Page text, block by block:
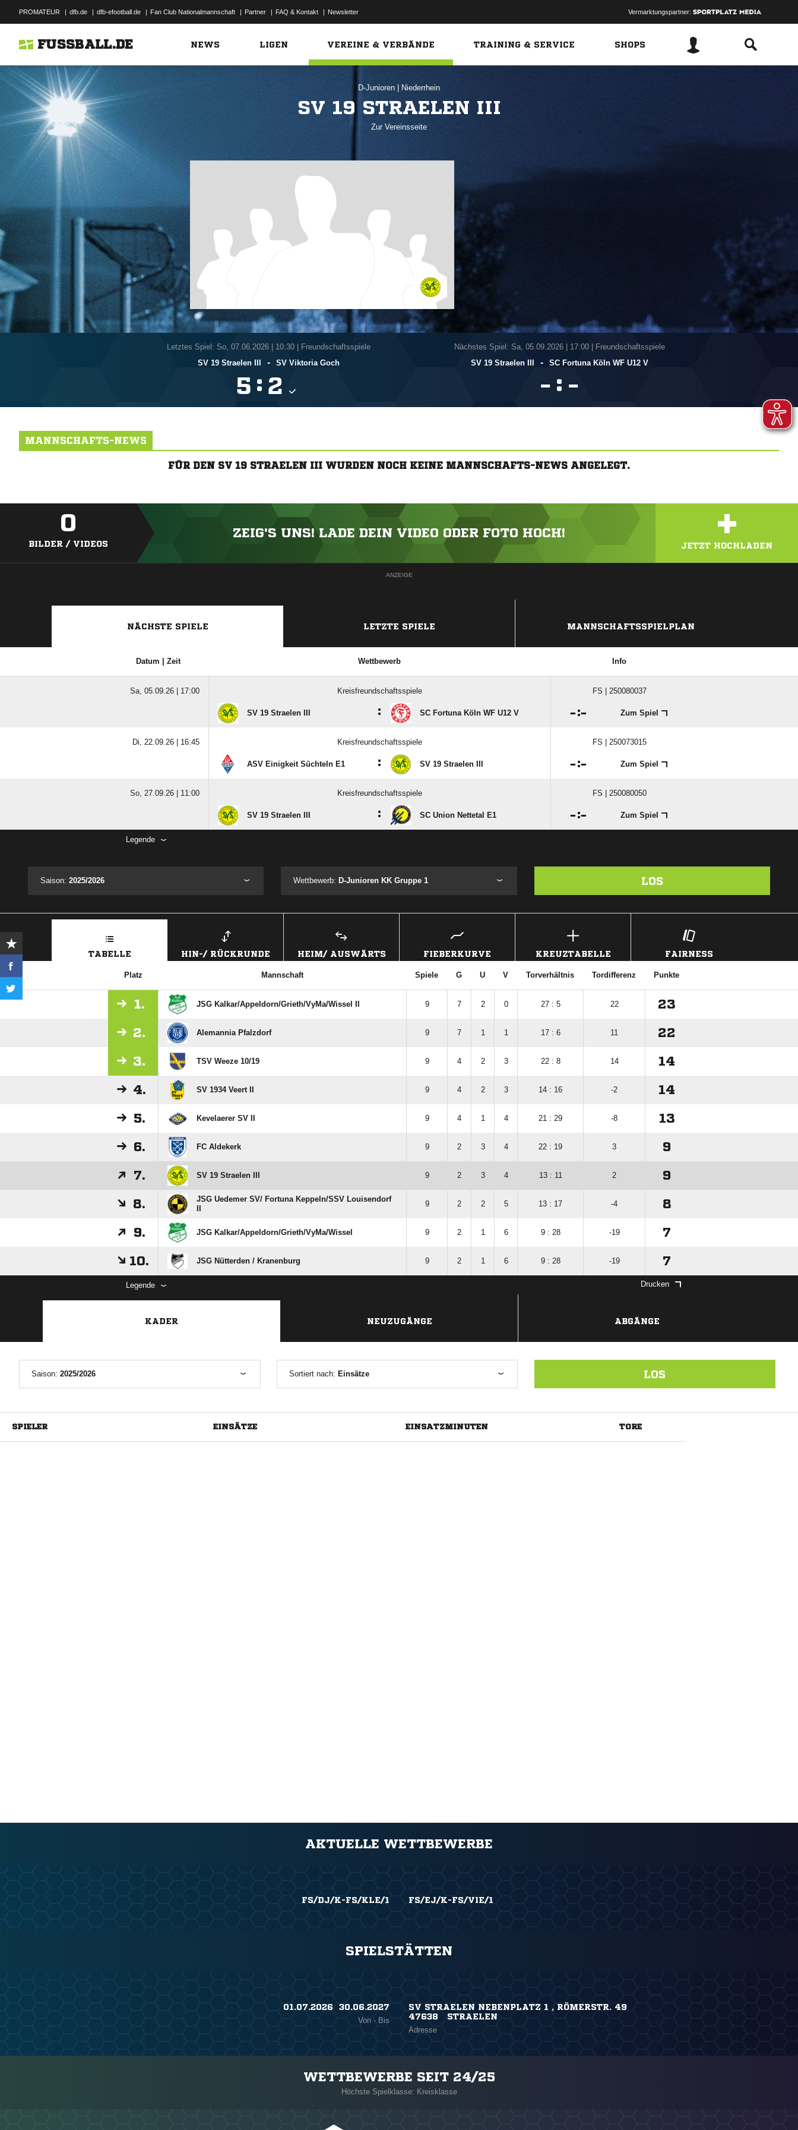
PROMATEUR | dfb.de | dfb-efootball.de | Fan Club Nationalmannschaft | Partner | FAQ & Kontakt | Newsletter Vermarktungspartner:
FUSSBALL.DE NEWS LIGEN VEREINE & VERBÄNDE TRAINING & SERVICE SHOPS
D-Junioren Niederrhein
SV 19 STRAELEN III
Zur Vereinsseite
Letztes Spiel: So, 07.06.2026| 10:30 | Freundschaftsspiele
SV 19 Straelen III
- SV Viktoria Goch
 : 
Nächstes Spiel: Sa, 05.09.2026| 17:00 | Freundschaftsspiele
SV 19 Straelen III
- SC Fortuna Köln WF U12 V
 : 
MANNSCHAFTS-NEWS
FÜR DEN SV 19 STRAELEN III WURDEN NOCH KEINE MANNSCHAFTS-NEWS ANGELEGT.
0
BILDER / VIDEOS
ZEIG'S UNS! LADE DEIN VIDEO ODER FOTO HOCH! +
JETZT HOCHLADEN
ANZEIGE
NÄCHSTE SPIELE LETZTE SPIELE MANNSCHAFTSSPIELPLAN
Datum | Zeit Wettbewerb Info
Sa, 05.09.26 | 17:00 Kreisfreundschaftsspiele FS | 250080037
SV 19 Straelen III : SC Fortuna Köln WF U12 V : Zum Spiel
Di, 22.09.26 | 16:45 Kreisfreundschaftsspiele FS | 250073015
ASV Einigkeit Süchteln E1 : SV 19 Straelen III : Zum Spiel
So, 27.09.26 | 11:00 Kreisfreundschaftsspiele FS | 250080050
SV 19 Straelen III : SC Union Nettetal E1 : Zum Spiel
Legende
Saison: 2025/2026 Wettbewerb: D-Junioren KK Gruppe 1 LOS
TABELLE HIN-/ RÜCKRUNDE HEIM/ AUSWÄRTS FIEBERKURVE KREUZTABELLE FAIRNESS
Platz Mannschaft Spiele G U V Torverhältnis Tordifferenz Punkte
1. JSG Kalkar/​Appeldorn/​Grieth/​VyMa/​Wissel II 9 7 2 0 27 : 5 22 23
2. Alemannia Pfalzdorf 9 7 1 1 17 : 6 11 22
3. TSV Weeze 10/​19 9 4 2 3 22 : 8 14 14
4. SV 1934 Veert II 9 4 2 3 14 : 16 -2 14
5. Kevelaerer SV II 9 4 1 4 21 : 29 -8 13
6. FC Aldekerk 9 2 3 4 22 : 19 3 9
7. SV 19 Straelen III 9 2 3 4 13 : 11 2 9
8.
JSG Uedemer SV/​ Fortuna Keppeln/​SSV Louisendorf
9 2 2 5 13 : 17 -4 8
9. JSG Kalkar/​Appeldorn/​Grieth/​VyMa/​Wissel 9 2 1 6 9 : 28 -19 7
10. JSG Nütterden /​ Kranenburg 9 2 1 6 9 : 28 -19 7
Legende Drucken
KADER NEUZUGÄNGE ABGÄNGE
Saison: 2025/2026 Sortiert nach: Einsätze LOS
SPIELER EINSÄTZE EINSATZMINUTEN TORE
AKTUELLE WETTBEWERBE
FS/DJ/K-FS/KLE/1 FS/EJ/K-FS/VIE/1
SPIELSTÄTTEN
01.07.2026 ​ 30.06.2027
Von - Bis
SV STRAELEN NEBENPLATZ 1 , RÖMERSTR. 49
47638 STRAELEN
Adresse
WETTBEWERBE SEIT 24/25
Höchste Spielklasse: Kreisklasse